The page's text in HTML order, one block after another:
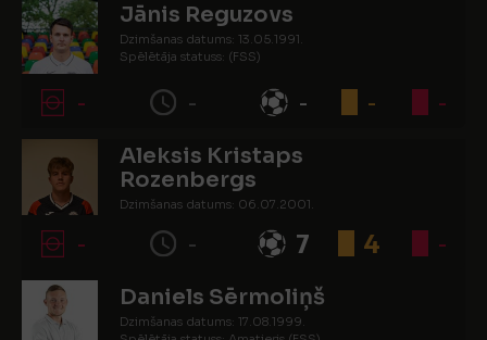
Jānis Reguzovs
Dzimšanas datums: 13.05.1991.
Spēlētāja statuss: (FSS)
- - - - -
Aleksis Kristaps
Rozenbergs
Dzimšanas datums: 06.07.2001.
- - 7 4 -
Daniels Sērmoliņš
Dzimšanas datums: 17.08.1999.